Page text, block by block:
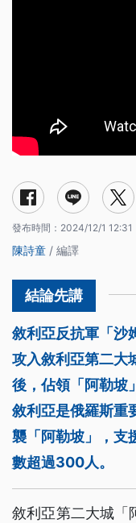
發布時間： 2024/12/1 12:31
陳詩童 / 編譯
敘利亞反抗軍「沙
攻入敘利亞第二大
後，佔領「阿勒坡
敘利亞是俄羅斯重
襲「阿勒坡」，支
數超過300人。
敘利亞第二大城「